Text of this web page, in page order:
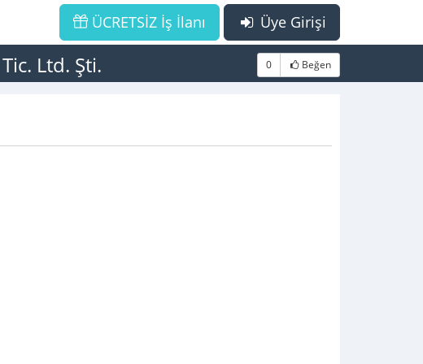
Üye Girişi
ÜCRETSİZ İş İlanı
Ltd. Şti. 0 Beğen